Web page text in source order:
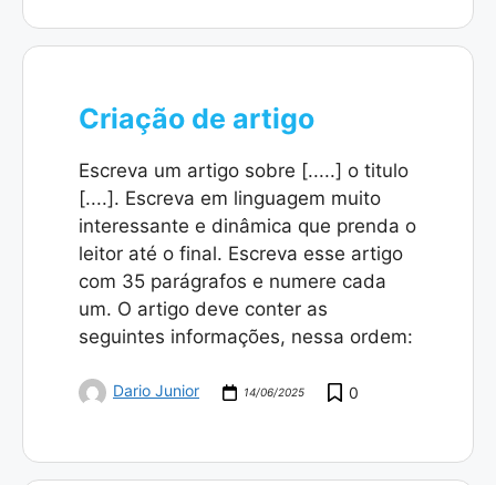
Criação de artigo
Escreva um artigo sobre [.....] o titulo
[....]. Escreva em linguagem muito
interessante e dinâmica que prenda o
leitor até o final. Escreva esse artigo
com 35 parágrafos e numere cada
um. O artigo deve conter as
seguintes informações, nessa ordem:
Dario Junior 14/06/2025 0